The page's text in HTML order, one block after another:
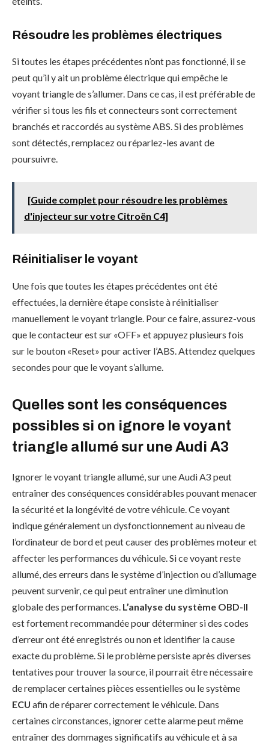
Résoudre les problèmes électriques
Si toutes les étapes précédentes n’ont pas fonctionné, il se
peut qu’il y ait un problème électrique qui empêche le
voyant triangle de s’allumer. Dans ce cas, il est préférable de
vérifier si tous les fils et connecteurs sont correctement
branchés et raccordés au système ABS. Si des problèmes
sont détectés, remplacez ou réparlez-les avant de
poursuivre.
[Guide complet pour résoudre les problèmes
d'injecteur sur votre Citroën C4]
Réinitialiser le voyant
Une fois que toutes les étapes précédentes ont été
effectuées, la dernière étape consiste à réinitialiser
manuellement le voyant triangle. Pour ce faire, assurez-vous
que le contacteur est sur «OFF» et appuyez plusieurs fois
sur le bouton «Reset» pour activer l’ABS. Attendez quelques
secondes pour que le voyant s’allume.
Quelles sont les conséquences
possibles si on ignore le voyant
triangle allumé sur une Audi A3
Ignorer le voyant triangle allumé, sur une Audi A3 peut
entraîner des conséquences considérables pouvant menacer
la sécurité et la longévité de votre véhicule. Ce voyant
indique généralement un dysfonctionnement au niveau de
l’ordinateur de bord et peut causer des problèmes moteur et
affecter les performances du véhicule. Si ce voyant reste
allumé, des erreurs dans le système d’injection ou d’allumage
peuvent survenir, ce qui peut entraîner une diminution
globale des performances. L’analyse du système OBD-II
est fortement recommandée pour déterminer si des codes
d’erreur ont été enregistrés ou non et identifier la cause
exacte du problème. Si le problème persiste après diverses
tentatives pour trouver la source, il pourrait être nécessaire
de remplacer certaines pièces essentielles ou le système
ECU afin de réparer correctement le véhicule. Dans
certaines circonstances, ignorer cette alarme peut même
entraîner des dommages significatifs au véhicule et à sa